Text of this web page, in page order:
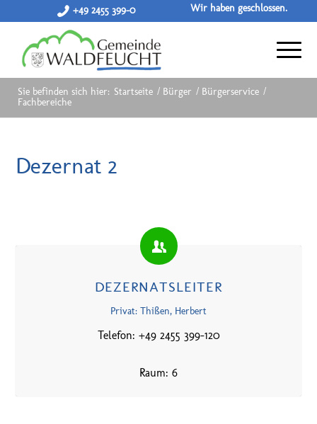
+49 2455 399-0 Wir haben geschlossen.
Sie befinden sich hier: Startseite / Bürger / Bürgerservice /
Fachbereiche
Dezernat 2
DEZERNATSLEITER
Privat: Thißen, Herbert
Telefon: +49 2455 399-120
Raum: 6